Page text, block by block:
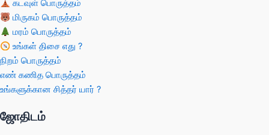
கடவுள் பொருத்தம்
மிருகம் பொருத்தம்
மரம் பொருத்தம்
உங்கள் திசை எது ?
நிறம் பொருத்தம்
எண் கணித பொருத்தம்
உங்களுக்கான சித்தர் யார் ?
ஜோதிடம்